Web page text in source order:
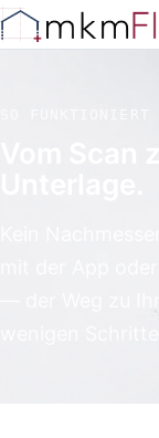
Vom
Kein
mit der App
— der Weg zu
wenigen